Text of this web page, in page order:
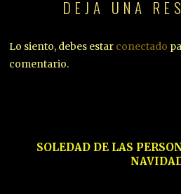
DEJA UNA
Lo siento, debes estar conectado
comentario.
SOLEDAD DE LAS